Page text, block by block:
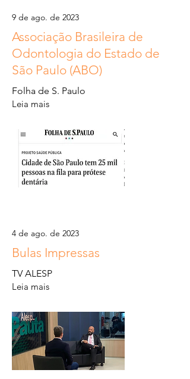
9 de ago. de 2023
Associação Brasileira de
Odontologia do Estado de
São Paulo (ABO)
Folha de S. Paulo
Leia mais
4 de ago. de 2023
Bulas Impressas
TV ALESP
Leia mais